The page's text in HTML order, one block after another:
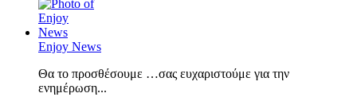
Enjoy News
Θα το προσθέσουμε …σας ευχαριστούμε για την
ενημέρωση...